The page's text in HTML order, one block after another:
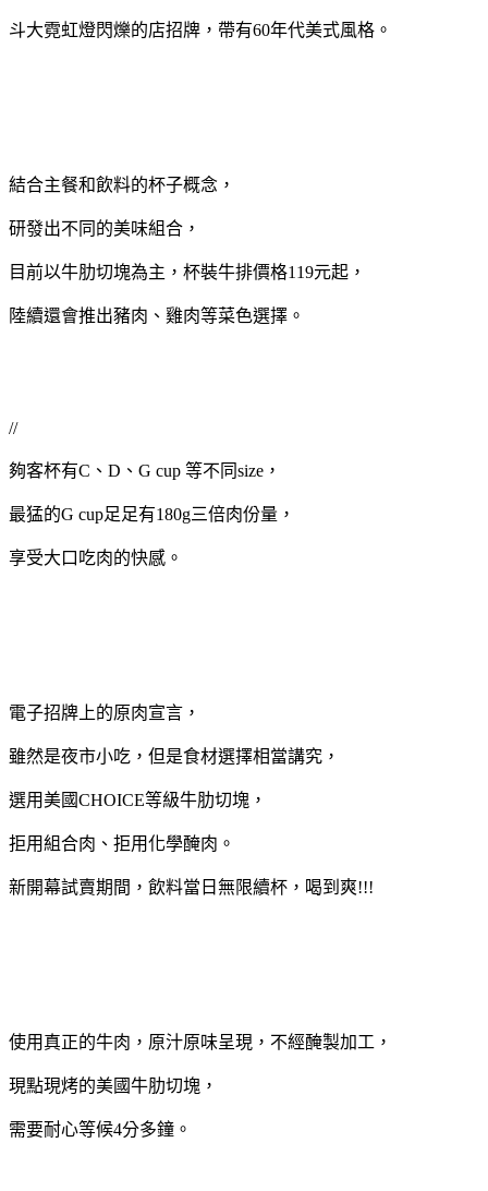
斗大霓虹燈閃爍的店招牌，帶有60年代美式風格。
結合主餐和飲料的杯子概念，
研發出不同的美味組合，
目前以牛肋切塊為主，杯裝牛排價格119元起，
陸續還會推出豬肉、雞肉等菜色選擇。
//
夠客杯有C、D、G cup 等不同size，
最猛的G cup足足有180g三倍肉份量，
享受大口吃肉的快感。
電子招牌上的原肉宣言，
雖然是夜市小吃，但是食材選擇相當講究，
選用美國CHOICE等級牛肋切塊，
拒用組合肉、拒用化學醃肉。
新開幕試賣期間，飲料當日無限續杯，喝到爽!!!
使用真正的牛肉，原汁原味呈現，不經醃製加工，
現點現烤的美國牛肋切塊，
需要耐心等候4分多鐘。